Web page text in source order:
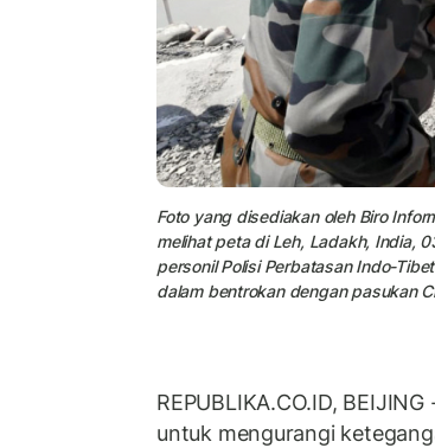
Foto yang disediakan oleh Biro
melihat peta di Leh, Ladakh, India,
personil Polisi Perbatasan Indo-
dalam bentrokan dengan pasukan
REPUBLIKA.CO.ID,
untuk mengurangi